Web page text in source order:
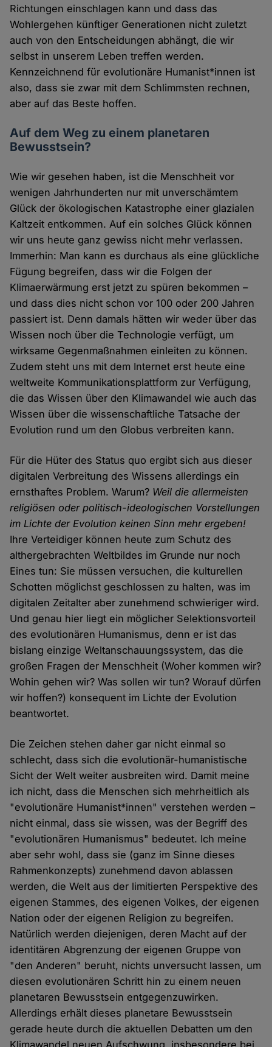
Richtungen einschlagen kann und dass das
Wohlergehen künftiger Generationen nicht zuletzt
auch von den Entscheidungen abhängt, die wir
selbst in unserem Leben treffen werden.
Kennzeichnend für evolutionäre Humanist*innen ist
also, dass sie zwar mit dem Schlimmsten rechnen,
aber auf das Beste hoffen.
Auf dem Weg zu einem planetaren
Bewusstsein?
Wie wir gesehen haben, ist die Menschheit vor
wenigen Jahrhunderten nur mit unverschämtem
Glück der ökologischen Katastrophe einer glazialen
Kaltzeit entkommen. Auf ein solches Glück können
wir uns heute ganz gewiss nicht mehr verlassen.
Immerhin: Man kann es durchaus als eine glückliche
Fügung begreifen, dass wir die Folgen der
Klimaerwärmung erst jetzt zu spüren bekommen –
und dass dies nicht schon vor 100 oder 200 Jahren
passiert ist. Denn damals hätten wir weder über das
Wissen noch über die Technologie verfügt, um
wirksame Gegenmaßnahmen einleiten zu können.
Zudem steht uns mit dem Internet erst heute eine
weltweite Kommunikationsplattform zur Verfügung,
die das Wissen über den Klimawandel wie auch das
Wissen über die wissenschaftliche Tatsache der
Evolution rund um den Globus verbreiten kann.
Für die Hüter des Status quo ergibt sich aus dieser
digitalen Verbreitung des Wissens allerdings ein
ernsthaftes Problem. Warum? Weil die allermeisten
religiösen oder politisch-ideologischen Vorstellungen
im Lichte der Evolution keinen Sinn mehr ergeben!
Ihre Verteidiger können heute zum Schutz des
althergebrachten Weltbildes im Grunde nur noch
Eines tun: Sie müssen versuchen, die kulturellen
Schotten möglichst geschlossen zu halten, was im
digitalen Zeitalter aber zunehmend schwieriger wird.
Und genau hier liegt ein möglicher Selektionsvorteil
des evolutionären Humanismus, denn er ist das
bislang einzige Weltanschauungssystem, das die
großen Fragen der Menschheit (Woher kommen wir?
Wohin gehen wir? Was sollen wir tun? Worauf dürfen
wir hoffen?) konsequent im Lichte der Evolution
beantwortet.
Die Zeichen stehen daher gar nicht einmal so
schlecht, dass sich die evolutionär-humanistische
Sicht der Welt weiter ausbreiten wird. Damit meine
ich nicht, dass die Menschen sich mehrheitlich als
"evolutionäre Humanist*innen" verstehen werden –
nicht einmal, dass sie wissen, was der Begriff des
"evolutionären Humanismus" bedeutet. Ich meine
aber sehr wohl, dass sie (ganz im Sinne dieses
Rahmenkonzepts) zunehmend davon ablassen
werden, die Welt aus der limitierten Perspektive des
eigenen Stammes, des eigenen Volkes, der eigenen
Nation oder der eigenen Religion zu begreifen.
Natürlich werden diejenigen, deren Macht auf der
identitären Abgrenzung der eigenen Gruppe von
"den Anderen" beruht, nichts unversucht lassen, um
diesen evolutionären Schritt hin zu einem neuen
planetaren Bewusstsein entgegenzuwirken.
Allerdings erhält dieses planetare Bewusstsein
gerade heute durch die aktuellen Debatten um den